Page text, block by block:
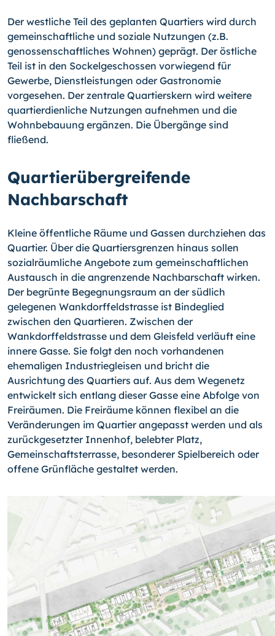
Der westliche Teil des geplanten Quartiers wird durch
gemeinschaftliche und soziale Nutzungen (z.B.
genossenschaftliches Wohnen) geprägt. Der östliche
Teil ist in den Sockelgeschossen vorwiegend für
Gewerbe, Dienstleistungen oder Gastronomie
vorgesehen. Der zentrale Quartierskern wird weitere
quartierdienliche Nutzungen aufnehmen und die
Wohnbebauung ergänzen. Die Übergänge sind
fließend.
Quartierübergreifende
Nachbarschaft
Kleine öffentliche Räume und Gassen durchziehen das
Quartier. Über die Quartiersgrenzen hinaus sollen
sozialräumliche Angebote zum gemeinschaftlichen
Austausch in die angrenzende Nachbarschaft wirken.
Der begrünte Begegnungsraum an der südlich
gelegenen Wankdorffeldstrasse ist Bindeglied
zwischen den Quartieren. Zwischen der
Wankdorffeldstrasse und dem Gleisfeld verläuft eine
innere Gasse. Sie folgt den noch vorhandenen
ehemaligen Industriegleisen und bricht die
Ausrichtung des Quartiers auf. Aus dem Wegenetz
entwickelt sich entlang dieser Gasse eine Abfolge von
Freiräumen. Die Freiräume können flexibel an die
Veränderungen im Quartier angepasst werden und als
zurückgesetzter Innenhof, belebter Platz,
Gemeinschaftsterrasse, besonderer Spielbereich oder
offene Grünfläche gestaltet werden.